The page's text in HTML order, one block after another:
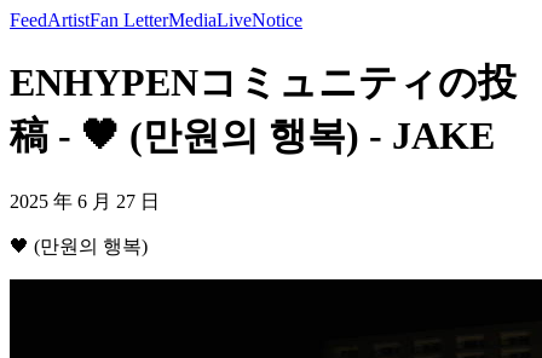
FeedArtistFan LetterMediaLiveNotice
ENHYPENコミュニティの投
稿 - 🖤 (만원의 행복) - JAKE
2025 年 6 月 27 日
🖤 (만원의 행복)